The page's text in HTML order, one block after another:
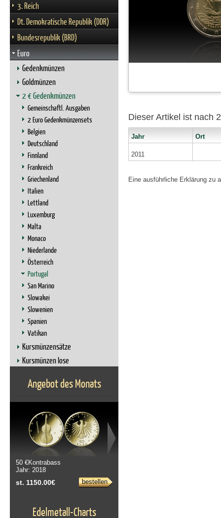
3. Reich
Dt. Demokratische Republik (DDR)
Bundesrepublik (BRD)
Euro
Gedenkmünzen
Goldmünzen
2 € Gedenkmünzen
Gemeinschaftl. Ausgaben
2 Euro Gedenkmünzensets
Belgien
Deutschland
Finnland
Frankreich
Griechenland
Italien
Lettland
Luxemburg
Malta
Monaco
Niederlande
Österreich
Portugal
San Marino
Slowakei
Slowenien
Spanien
Vatikan
Kursmünzensätze
Kursmünzen lose
Angebot des Monats
50 €Kontrabass
Jahr: 2018
st. 1150.00€ bestellen
Edelmetall-Charts
Dieser Artikel ist nach
Jahr Ort
2011
Eine ausführliche Erklärung zu